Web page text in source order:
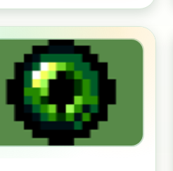
БЕЗ РЕКЛАМЫ